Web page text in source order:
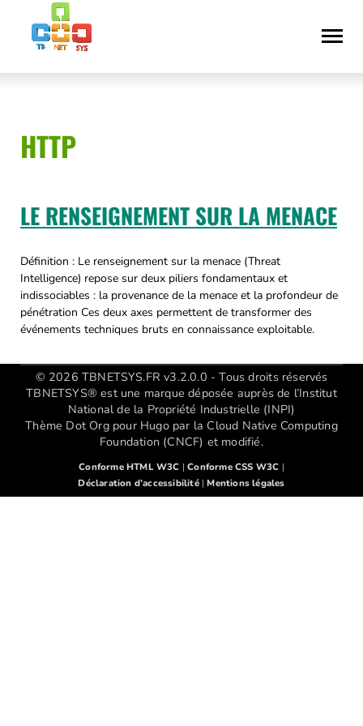
Aller
contenu
Déclaration
d’accessibilité
HTTP
LE RENSEIGNEMENT SUR LA MENACE
Définition : Le renseignement sur la menace (Threat
Intelligence) repose sur deux piliers fondamentaux et
indissociables : la provenance de la menace et la profondeur de
pénétration Ces deux axes permettent de transformer des
événements techniques bruts en connaissance exploitable.
© 2026 TBNETSYS.FR v3.2.0.0 - Tous droits réservés
TBNETSYS® est une marque déposée auprès de l’Institut
National de la Propriété Industrielle (INPI)
Thème Dot Org pour Hugo par la Cloud Native Computing
Foundation (CNCF) et modifié.
Conforme HTML W3C |Conforme CSS W3C |
Déclaration d’accessibilité|Mentions légales